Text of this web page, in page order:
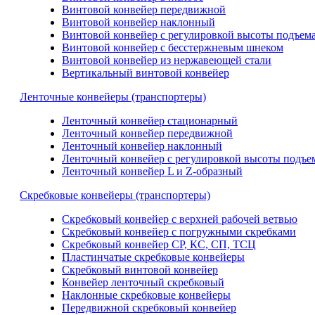
Винтовой конвейер передвижной
Винтовой конвейер наклонный
Винтовой конвейер с регулировкой высоты
Винтовой конвейер с бесстержневым шнеком
Винтовой конвейер из нержавеющей стали
Вертикальный винтовой конвейер
Ленточные конвейеры (транспортеры)
Ленточный конвейер стационарный
Ленточный конвейер передвижной
Ленточный конвейер наклонный
Ленточный конвейер с регулировкой высоты
Ленточный конвейер L и Z-образный
Скребковые конвейеры (транспортеры)
Скребковый конвейер с верхней рабочей ветвью
Скребковый конвейер с погружными скребками
Скребковый конвейер СР, КС, СП, ТСЦ
Пластинчатые скребковые конвейеры
Скребковый винтовой конвейер
Конвейер ленточный скребковый
Наклонные скребковые конвейеры
Передвижной скребковый конвейер